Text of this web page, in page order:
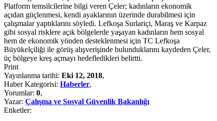
Platform temsilcilerine bilgi veren Çeler; kadınların ekonomik
açıdan güçlenmesi, kendi ayaklarının üzerinde durabilmesi için
çalışmalar yaptıklarını söyledi. Lefkoşa Surlariçi, Maraş ve Karpaz
gibi sosyal risklere açık bölgelerde yaşayan kadınların hem sosyal
hem de ekonomik yönden desteklenmesi için TC Lefkoşa
Büyükelçiliği ile görüş alışverişinde bulunduklarını kaydeden Çeler,
üç bölgeye kreş açmayı hedefledikleri belirtti.
Print
Yayınlanma tarihi: Eki 12, 2018,
Haber Kategorisi: Haberler,
Yorumlar: 0,
Yazar: Çalışma ve Sosyal Güvenlik Bakanlığı
Etiketler: